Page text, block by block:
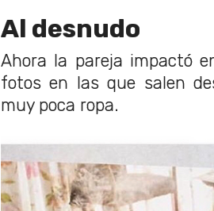
Al desnudo
Ahora la pareja impactó
fotos en las que salen
muy poca ropa.